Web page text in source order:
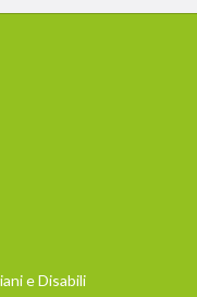
e Disabili